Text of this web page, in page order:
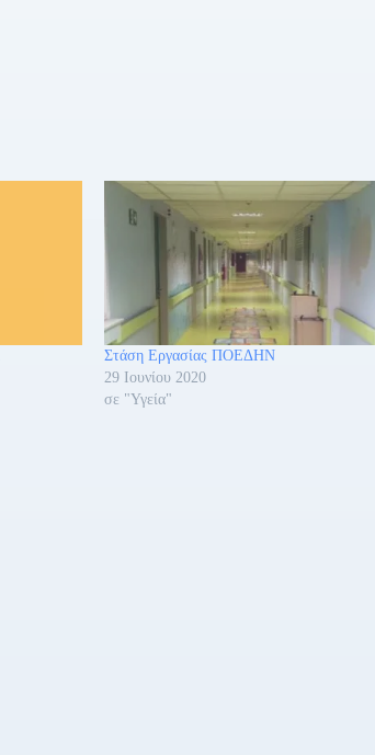
Στάση Εργασίας ΠΟΕΔΗΝ
29 Ιουνίου 2020
σε "Υγεία"